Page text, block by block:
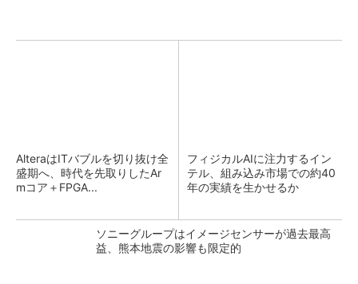
AlteraはITバブルを切り抜け全
盛期へ、時代を先取りしたAr
mコア＋FPGA...
フィジカルAIに注力するイン
テル、組み込み市場での約40
年の実績を生かせるか
ソニーグループはイメージセンサーが過去最高
益、熊本地震の影響も限定的